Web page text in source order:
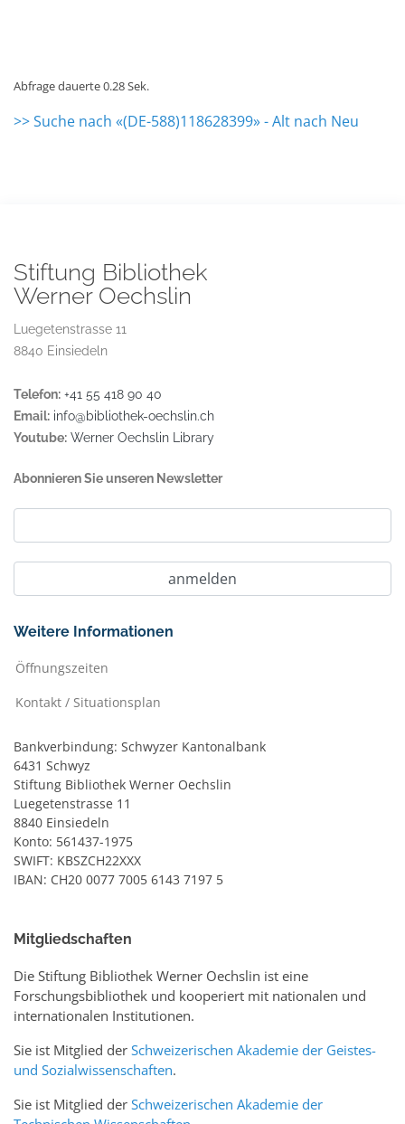
Abfrage dauerte 0.28 Sek.
>> Suche nach «(DE-588)118628399» - Alt nach Neu
Stiftung Bibliothek
Werner Oechslin
Luegetenstrasse 11
8840 Einsiedeln
Telefon: +41 55 418 90 40
Email: info@bibliothek-oechslin.ch
Youtube: Werner Oechslin Library
Abonnieren Sie unseren Newsletter
Weitere Informationen
Öffnungszeiten
Kontakt / Situationsplan
Bankverbindung: Schwyzer Kantonalbank
6431 Schwyz
Stiftung Bibliothek Werner Oechslin
Luegetenstrasse 11
8840 Einsiedeln
Konto: 561437-1975
SWIFT: KBSZCH22XXX
IBAN: CH20 0077 7005 6143 7197 5
Mitgliedschaften
Die Stiftung Bibliothek Werner Oechslin ist eine
Forschungsbibliothek und kooperiert mit nationalen und
internationalen Institutionen.
Sie ist Mitglied der Schweizerischen Akademie der Geistes-
und Sozialwissenschaften.
Sie ist Mitglied der Schweizerischen Akademie der